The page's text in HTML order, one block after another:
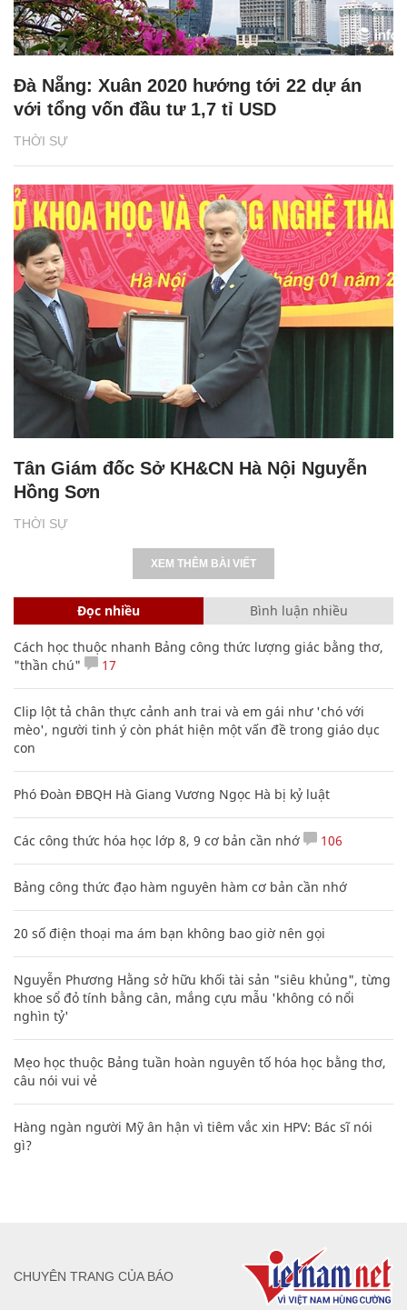
THỜI SỰ
Đà Nẵng: Xuân 2020 hướng tới 22 dự án
với tổng vốn đầu tư 1,7 tỉ USD
THỜI SỰ
Tân Giám đốc Sở KH&CN Hà Nội Nguyễn
Hồng Sơn
XEM THÊM BÀI VIẾT
Đọc nhiều Bình luận nhiều
Cách học thuộc nhanh Bảng công thức lượng giác bằng thơ,
"thần chú"
17
Clip lột tả chân thực cảnh anh trai và em gái như 'chó với
mèo', người tinh ý còn phát hiện một vấn đề trong giáo dục
con
Phó Đoàn ĐBQH Hà Giang Vương Ngọc Hà bị kỷ luật
Các công thức hóa học lớp 8, 9 cơ bản cần nhớ 106
Bảng công thức đạo hàm nguyên hàm cơ bản cần nhớ
20 số điện thoại ma ám bạn không bao giờ nên gọi
Nguyễn Phương Hằng sở hữu khối tài sản "siêu khủng", từng
khoe sổ đỏ tính bằng cân, mắng cựu mẫu 'không có nổi
nghìn tỷ'
Mẹo học thuộc Bảng tuần hoàn nguyên tố hóa học bằng thơ,
câu nói vui vẻ
Hàng ngàn người Mỹ ân hận vì tiêm vắc xin HPV: Bác sĩ nói
gì?
CHUYÊN TRANG CỦA BÁO